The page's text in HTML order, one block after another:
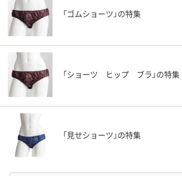
「ゴムショーツ」の特集
「ショーツ ヒップ ブラ」の特集
「見せショーツ」の特集